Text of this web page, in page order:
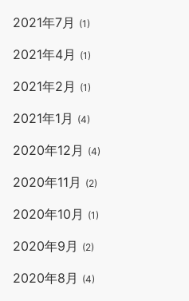
2021年7月 (1)
2021年4月 (1)
2021年2月 (1)
2021年1月 (4)
2020年12月 (4)
2020年11月 (2)
2020年10月 (1)
2020年9月 (2)
2020年8月 (4)